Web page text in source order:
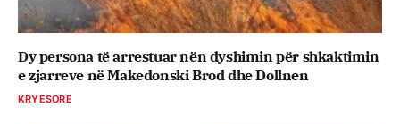
Dy persona të arrestuar nën dyshimin për shkaktimin
e zjarreve në Makedonski Brod dhe Dollnen
KRYESORE